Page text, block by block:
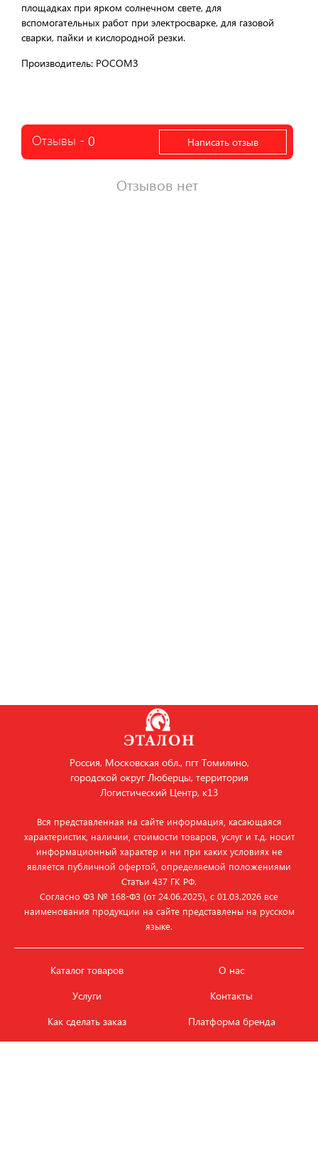
площадках при ярком солнечном свете, для
вспомогательных работ при электросварке, для газовой
сварки, пайки и кислородной резки.
Производитель: РОСОМЗ
Отзывы - 0 Написать отзыв
Отзывов нет
Россия, Московская обл., пгт Томилино,
городской округ Люберцы, территория
Логистический Центр, к13
Вся представленная на сайте информация, касающаяся
характеристик, наличии, стоимости товаров, услуг и т.д. носит
информационный характер и ни при каких условиях не
является публичной офертой, определяемой положениями
Статьи 437 ГК РФ.
Согласно ФЗ № 168‑ФЗ (от 24.06.2025), с 01.03.2026 все
наименования продукции на сайте представлены на русском
языке.
Каталог товаров
Услуги
Как сделать заказ
О нас
Контакты
Платформа бренда